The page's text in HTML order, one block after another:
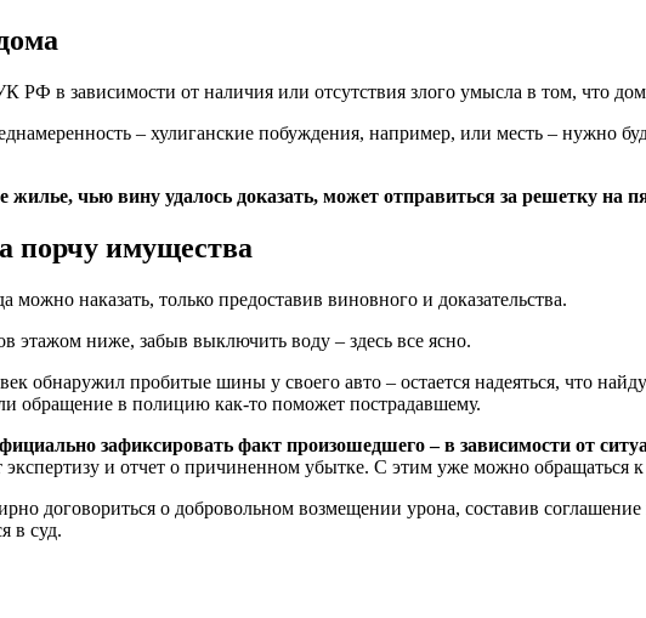
РФ в зависимости от наличия или отсутствия злого умысла в том, что дом
– хулиганские побуждения, например, или месть – нужно
чью вину удалось доказать, может отправиться за решетку на
порчу имущества
наказать, только предоставив виновного и доказательства.
этажом ниже, забыв выключить воду – здесь все ясно.
обнаружил пробитые шины у своего авто – остается надеяться, что
обращение в полицию как-то поможет пострадавшему.
зафиксировать факт произошедшего – в зависимости от
экспертизу и отчет о причиненном убытке. С этим уже можно обращаться
договориться о добровольном возмещении урона, составив
в суд.